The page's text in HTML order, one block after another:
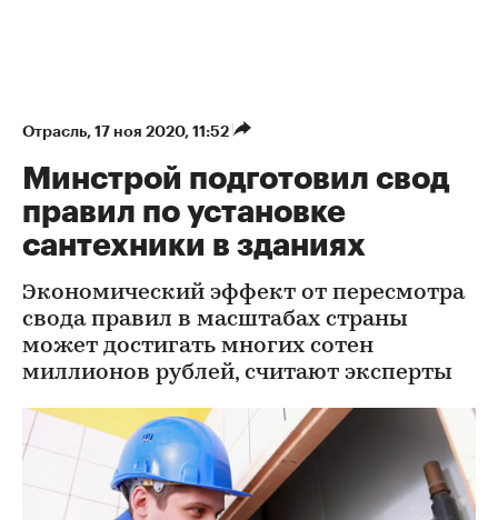
Отрасль⁠, 17 ноя 2020, 11:52
Минстрой подготовил свод
правил по установке
сантехники в зданиях
Экономический эффект от пересмотра
свода правил в масштабах страны
может достигать многих сотен
миллионов рублей, считают эксперты